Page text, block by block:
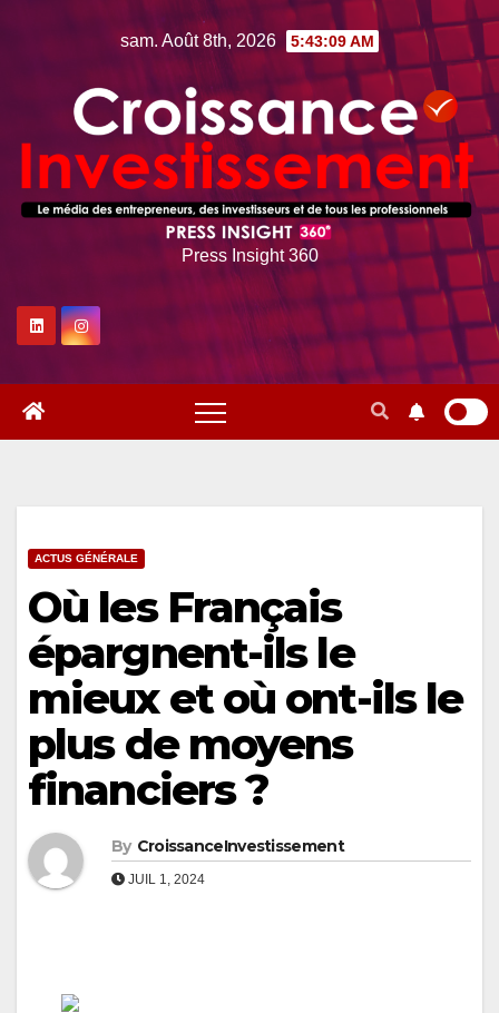
sam. Août 8th, 2026 5:43:10 AM
Press Insight 360
ACTUS GÉNÉRALE
Où les Français
épargnent-ils le
mieux et où ont-ils le
plus de moyens
financiers ?
By CroissanceInvestissement
JUIL 1, 2024